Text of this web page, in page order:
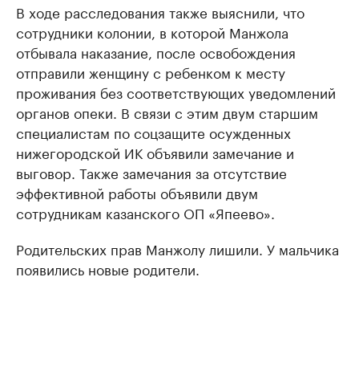
В ходе расследования также выяснили, что
сотрудники колонии, в которой Манжола
отбывала наказание, после освобождения
отправили женщину с ребенком к месту
проживания без соответствующих уведомлений
органов опеки. В связи с этим двум старшим
специалистам по соцзащите осужденных
нижегородской ИК объявили замечание и
выговор. Также замечания за отсутствие
эффективной работы объявили двум
сотрудникам казанского ОП «Япеево».
Родительских прав Манжолу лишили. У мальчика
появились новые родители.